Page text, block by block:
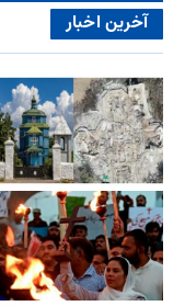
آخرین اخبار